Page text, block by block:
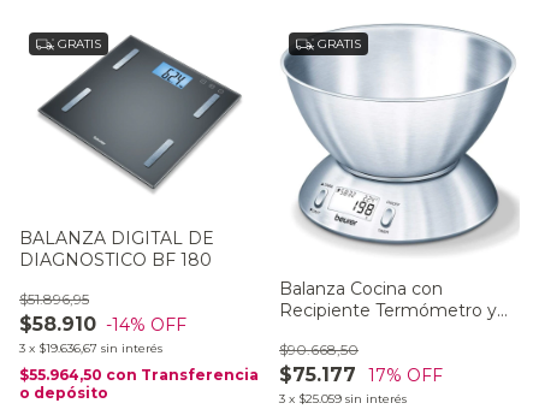
GRATIS
BALANZA DIGITAL DE
DIAGNOSTICO BF 180
$58.910
$51.896,95
-14% OFF
3 x $19.636,67 sin interés
$55.964,50 con Transferencia
o depósito
GRATIS
Balanza Cocina con
Recipiente Termómetro y
$75.177
$90.668,50
17% OFF
3 x $25.059 sin interés